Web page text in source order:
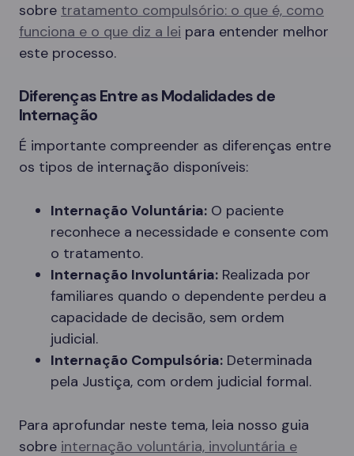
sobre tratamento compulsório: o que é, como
funciona e o que diz a lei para entender melhor
este processo.
Diferenças Entre as Modalidades de
Internação
É importante compreender as diferenças entre
os tipos de internação disponíveis:
Internação Voluntária: O paciente
reconhece a necessidade e consente com
o tratamento.
Internação Involuntária: Realizada por
familiares quando o dependente perdeu a
capacidade de decisão, sem ordem
judicial.
Internação Compulsória: Determinada
pela Justiça, com ordem judicial formal.
Para aprofundar neste tema, leia nosso guia
sobre internação voluntária, involuntária e